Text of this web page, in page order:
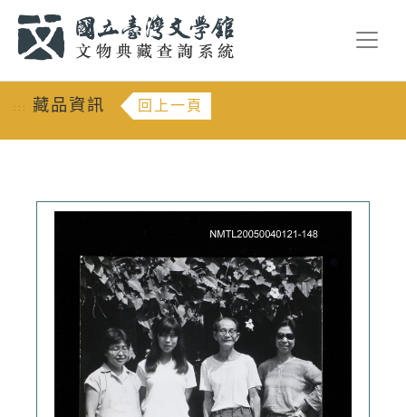
::: 藏品資訊 回上一頁